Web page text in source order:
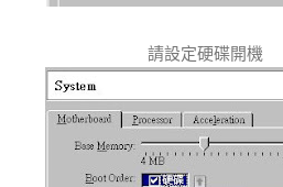
請設定硬碟開機